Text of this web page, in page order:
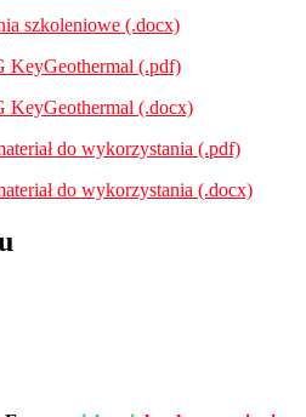
szkoleniowe (.docx)
KeyGeothermal (.pdf)
KeyGeothermal (.docx)
do wykorzystania (.pdf)
do wykorzystania (.docx)